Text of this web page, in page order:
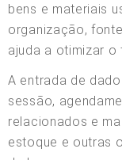
bens e materiais
organização,
ajuda a otimizar
A entrada de
sessão,
relacionados e
estoque e outras